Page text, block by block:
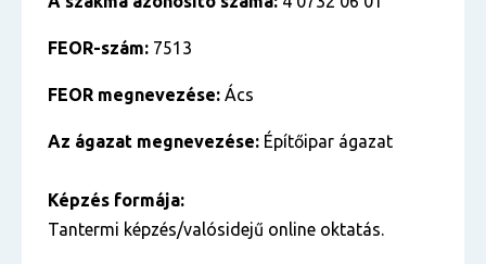
FEOR-szám: 7513
FEOR megnevezése: Ács
Az ágazat megnevezése: Építőipar ágazat
Képzés formája:
Tantermi képzés/valósidejű online oktatás.